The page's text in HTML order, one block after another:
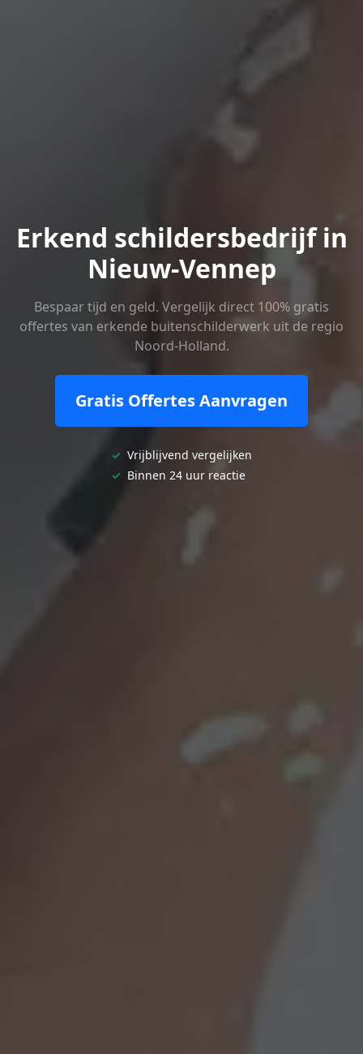
Erkend schildersbedrijf in
Nieuw-Vennep
Bespaar tijd en geld. Vergelijk direct 100% gratis
offertes van erkende buitenschilderwerk uit de regio
Noord-Holland.
Gratis Offertes Aanvragen
✓ Vrijblijvend vergelijken
✓ Binnen 24 uur reactie